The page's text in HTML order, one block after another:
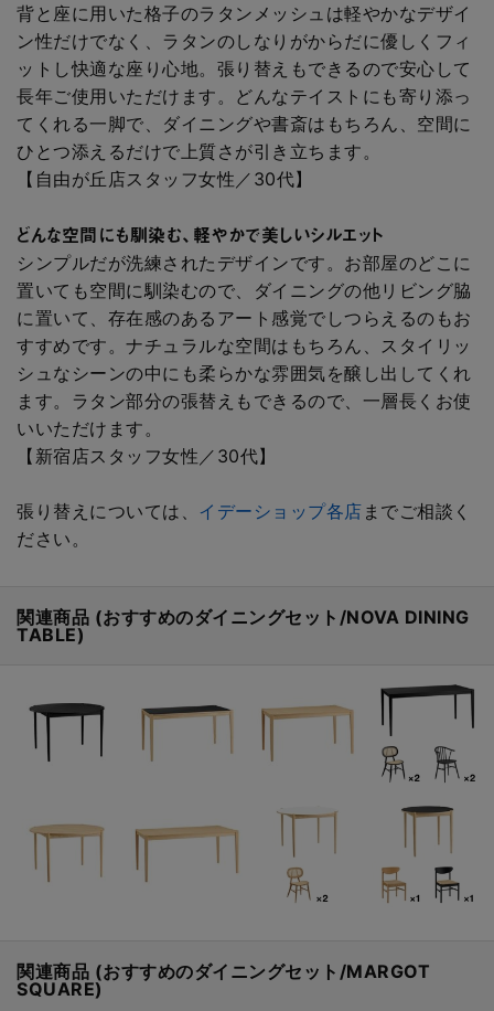
背と座に用いた格子のラタンメッシュは軽やかなデザイ
ン性だけでなく、ラタンのしなりがからだに優しくフィ
ットし快適な座り心地。張り替えもできるので安心して
長年ご使用いただけます。どんなテイストにも寄り添っ
てくれる一脚で、ダイニングや書斎はもちろん、空間に
ひとつ添えるだけで上質さが引き立ちます。
【自由が丘店スタッフ女性／30代】
どんな空間にも馴染む、軽やかで美しいシルエット
シンプルだが洗練されたデザインです。お部屋のどこに
置いても空間に馴染むので、ダイニングの他リビング脇
に置いて、存在感のあるアート感覚でしつらえるのもお
すすめです。ナチュラルな空間はもちろん、スタイリッ
シュなシーンの中にも柔らかな雰囲気を醸し出してくれ
ます。ラタン部分の張替えもできるので、一層長くお使
いいただけます。
【新宿店スタッフ女性／30代】
張り替えについては、 イデーショップ各店 までご相談く
ださい。
関連商品 (おすすめのダイニングセット/NOVA DINING
TABLE)
関連商品 (おすすめのダイニングセット/MARGOT
SQUARE)